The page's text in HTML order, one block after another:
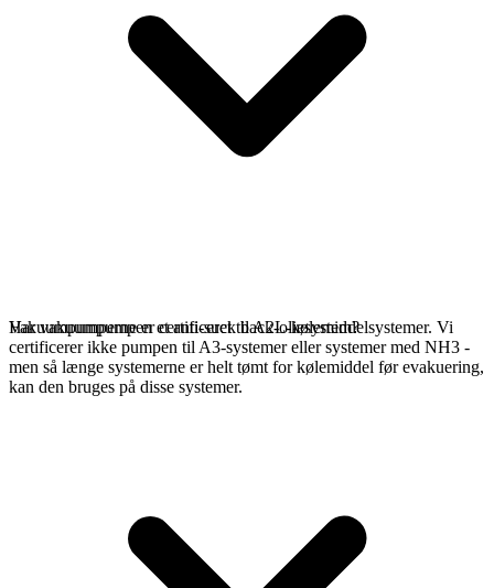
Vakuumpumperne er certificeret til A2L-kølemiddelsystemer. Vi
certificerer ikke pumpen til A3-systemer eller systemer med NH3 -
men så længe systemerne er helt tømt for kølemiddel før evakuering,
kan den bruges på disse systemer.
Har vakuumpumpen et anti-suck back-oliesystem?